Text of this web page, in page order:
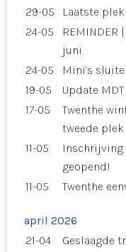
29-05
Laatste
24-05
juni
24-05
Mini’s
19-05
Update
17-05
Twenthe
tweede plek
11-05
Inschrijving
geopend!
11-05
Twenthe
april 2026
21-04
Geslaagde